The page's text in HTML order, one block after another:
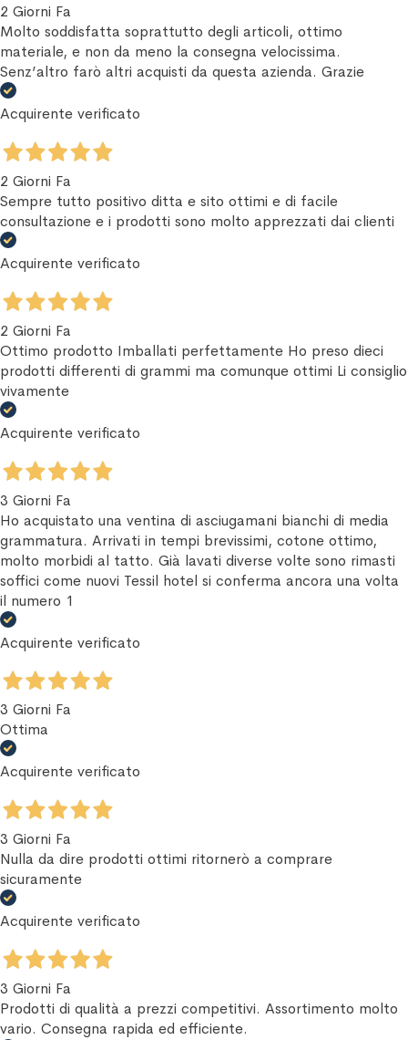
2 Giorni Fa
Molto soddisfatta soprattutto degli articoli, ottimo
materiale, e non da meno la consegna velocissima.
Senz’altro farò altri acquisti da questa azienda. Grazie
Acquirente verificato
2 Giorni Fa
Sempre tutto positivo ditta e sito ottimi e di facile
consultazione e i prodotti sono molto apprezzati dai clienti
Acquirente verificato
2 Giorni Fa
Ottimo prodotto Imballati perfettamente Ho preso dieci
prodotti differenti di grammi ma comunque ottimi Li consiglio
vivamente
Acquirente verificato
3 Giorni Fa
Ho acquistato una ventina di asciugamani bianchi di media
grammatura. Arrivati in tempi brevissimi, cotone ottimo,
molto morbidi al tatto. Già lavati diverse volte sono rimasti
soffici come nuovi Tessil hotel si conferma ancora una volta
il numero 1
Acquirente verificato
3 Giorni Fa
Ottima
Acquirente verificato
3 Giorni Fa
Nulla da dire prodotti ottimi ritornerò a comprare
sicuramente
Acquirente verificato
3 Giorni Fa
Prodotti di qualità a prezzi competitivi. Assortimento molto
vario. Consegna rapida ed efficiente.